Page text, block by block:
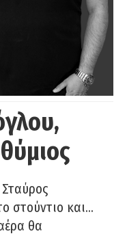
στούντιο και…
θα